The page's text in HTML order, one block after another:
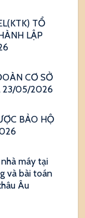
TỔ
LẬP
CƠ SỞ
23/05/2026
BẢO HỘ
máy tại
và bài toán
Âu